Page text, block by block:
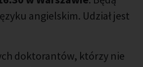
angielskim. Udział jest
doktorantów, którzy nie